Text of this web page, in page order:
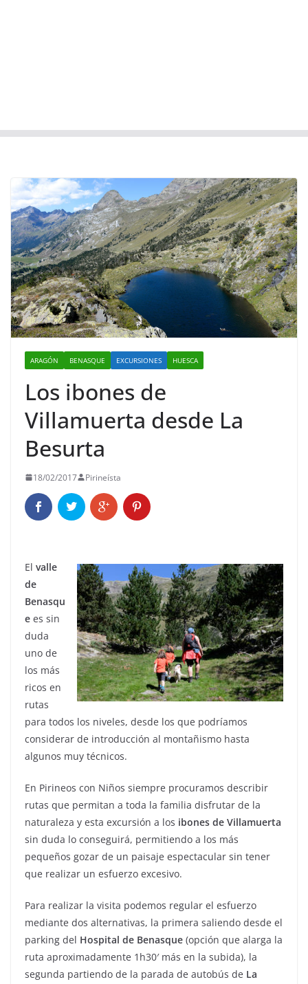
ARAGÓN BENASQUE EXCURSIONES HUESCA
Los ibones de
Villamuerta desde La
Besurta
18/02/2017 Pirineísta
El valle
de
Benasqu
e es sin
duda
uno de
los más
ricos en
rutas
para todos los niveles, desde los que podríamos
considerar de introducción al montañismo hasta
algunos muy técnicos.
En Pirineos con Niños siempre procuramos describir
rutas que permitan a toda la familia disfrutar de la
naturaleza y esta excursión a los ibones de Villamuerta
sin duda lo conseguirá, permitiendo a los más
pequeños gozar de un paisaje espectacular sin tener
que realizar un esfuerzo excesivo.
Para realizar la visita podemos regular el esfuerzo
mediante dos alternativas, la primera saliendo desde el
parking del Hospital de Benasque (opción que alarga la
ruta aproximadamente 1h30′ más en la subida), la
segunda partiendo de la parada de autobús de La